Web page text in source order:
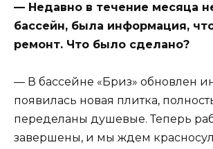
— Недавно в течение месяца
бассейн, была информация,
ремонт. Что было сделано?
— В бассейне «Бриз» обновлен
появилась новая плитка,
переделаны душевые. Теперь
завершены, и мы ждем